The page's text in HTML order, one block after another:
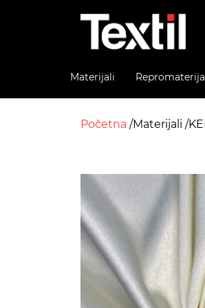
Materijali
Početna Materijali